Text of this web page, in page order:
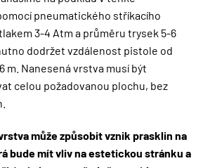
pneumatického stříkacího
3-4 Atm a průměru trysek 5-6
dodržet vzdálenost pistole od
m. Nanesená vrstva musí být
celou požadovanou plochu, bez
může způsobit vznik prasklin na
bude mít vliv na estetickou stránku a